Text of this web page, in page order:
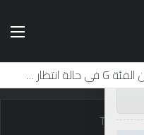
لماذا تم منع النساء من المشاركة في لومان لعقود من الزمن؟